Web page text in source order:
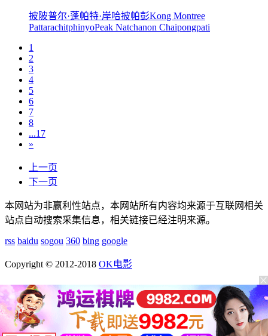
披陂普尔·蓬帕特·岸哈披帕彭Kong Montree
PattarachitphinyoPeak Natchanon Chaipongpati
1
2
3
4
5
6
7
8
...17
»
上一页
下一页
本网站为非赢利性站点，本网站所有内容均来源于互联网相关
站点自动搜索采集信息，相关链接已经注明来源。
rss baidu sogou 360 bing google
Copyright © 2012-2018 OK电影